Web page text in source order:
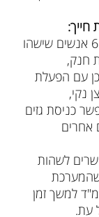
חייך:
בעת מתקפת אב"כ ו/או טילים כל אחד מ- 6 אנשים שישהו
חנק,
עם הפעלת
נקי,
כניסת גזים
אחרים
לשהות
שהמערכת
למשך זמן
עת.